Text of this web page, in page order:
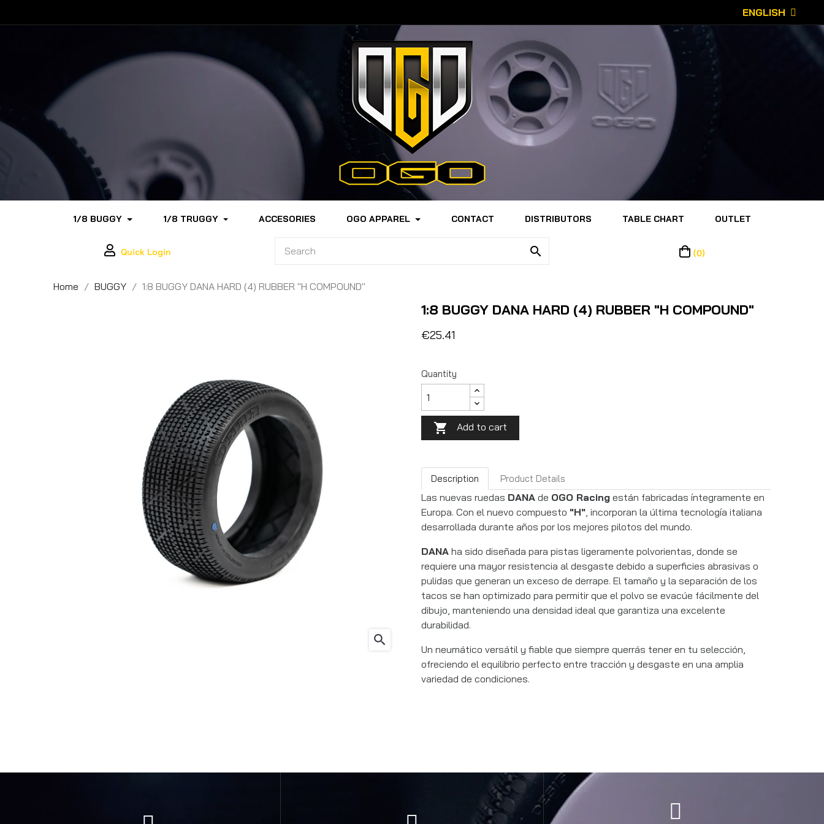
ENGLISH
1/8 BUGGY 1/8 TRUGGY ACCESORIES OGO APPAREL CONTACT DISTRIBUTORS TABLE CHART OUTLET
Quick Login search (0)
Home BUGGY 1:8 BUGGY DANA HARD (4) RUBBER "H COMPOUND"
search
1:8 BUGGY DANA HARD (4) RUBBER "H COMPOUND"
€25.41
Quantity
 Add to cart
Description Product Details
Las nuevas ruedas DANA de OGO Racing están fabricadas íntegramente en
Europa. Con el nuevo compuesto "H", incorporan la última tecnología italiana
desarrollada durante años por los mejores pilotos del mundo.
DANA ha sido diseñada para pistas ligeramente polvorientas, donde se
requiere una mayor resistencia al desgaste debido a superficies abrasivas o
pulidas que generan un exceso de derrape. El tamaño y la separación de los
tacos se han optimizado para permitir que el polvo se evacúe fácilmente del
dibujo, manteniendo una densidad ideal que garantiza una excelente
durabilidad.
Un neumático versátil y fiable que siempre querrás tener en tu selección,
ofreciendo el equilibrio perfecto entre tracción y desgaste en una amplia
variedad de condiciones.